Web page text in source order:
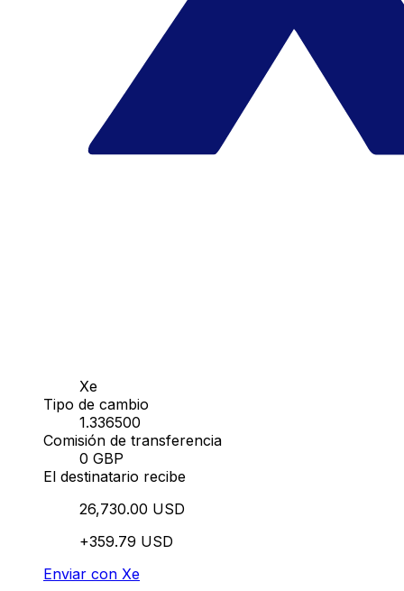
Xe
Tipo de cambio
1.336500
Comisión de transferencia
0 GBP
El destinatario recibe
26,730.00 USD
+359.79 USD
Enviar con Xe